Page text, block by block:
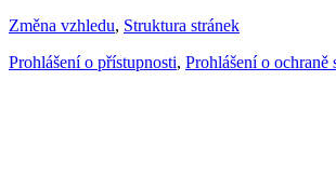
Změna vzhledu, Struktura stránek
Prohlášení o přístupnosti, Prohlášení o ochraně